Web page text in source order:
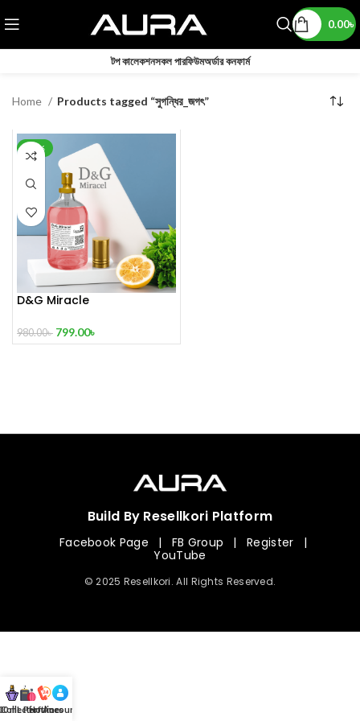
0.00৳
টপ কালেকশনসকল পারফিউমঅর্ডার কনফার্ম
Home Products tagged “সুগন্ধির_জগৎ”
-18%
D&G Miracle
980.00৳ 799.00৳
Build By Resellkori Platform
Facebook Page | FB Group | Register
|
YouTube
© 2025 Resellkori. All Rights Reserved.
mL Perfumes
Hotline
Account